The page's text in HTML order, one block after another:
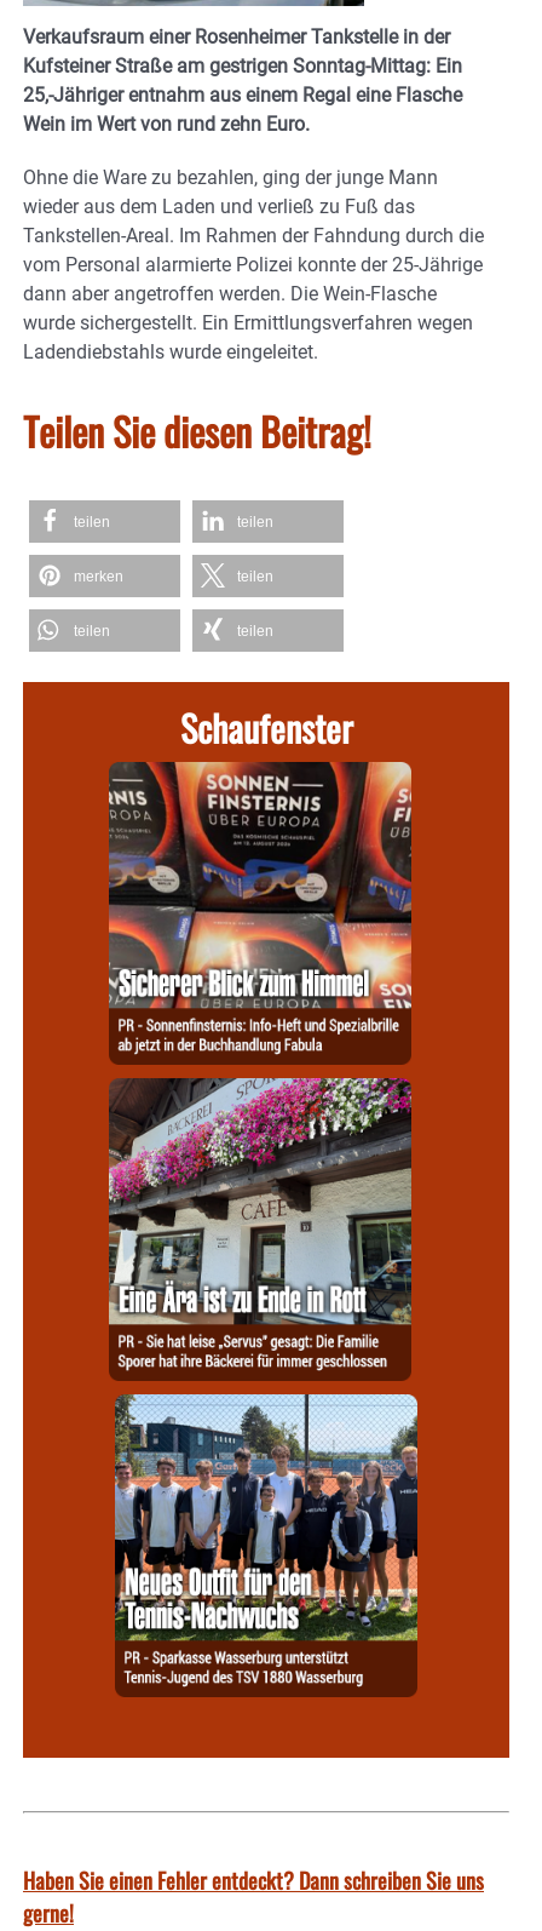
Verkaufsraum einer Rosenheimer Tankstelle in der
Kufsteiner Straße am gestrigen Sonntag-Mittag: Ein
25,-Jähriger entnahm aus einem Regal eine Flasche
Wein im Wert von rund zehn Euro.
Ohne die Ware zu bezahlen, ging der junge Mann
wieder aus dem Laden und verließ zu Fuß das
Tankstellen-Areal. Im Rahmen der Fahndung durch die
vom Personal alarmierte Polizei konnte der 25-Jährige
dann aber angetroffen werden. Die Wein-Flasche
wurde sichergestellt. Ein Ermittlungsverfahren wegen
Ladendiebstahls wurde eingeleitet.
Teilen Sie diesen Beitrag!
teilen teilen
merken teilen
teilen teilen
Schaufenster
Haben Sie einen Fehler entdeckt? Dann schreiben Sie uns
gerne!